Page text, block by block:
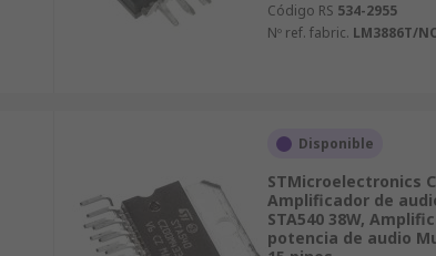
Código RS 534-2955
Nº ref. fabric. LM3886T/
Disponible
STMicroelectronics
Amplificador de
STA540 38W,
potencia de audio